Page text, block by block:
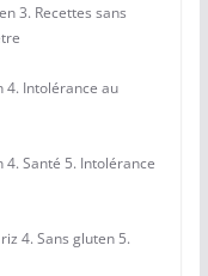
3. Recettes sans
4. Intolérance au
Santé 5. Intolérance
4. Sans gluten 5.